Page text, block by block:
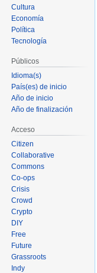
Cultura
Economía
Política
Tecnología
Públicos
Idioma(s)
País(es) de inicio
Año de inicio
Año de finalización
Acceso
Citizen
Collaborative
Commons
Co-ops
Crisis
Crowd
Crypto
DIY
Free
Future
Grassroots
Indy